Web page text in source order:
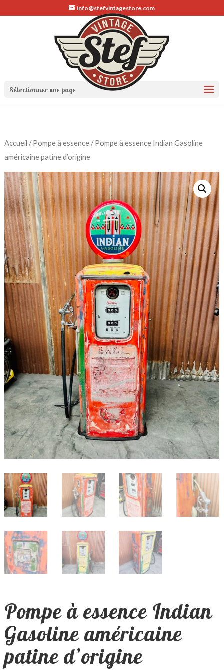
info@stefvintagestore.com
Sélectionner une page
Accueil /Pompe à essence/ Pompe à essence Indian Gasoline
américaine patine d’origine
Pompe à essence Indian
Gasoline américaine
patine d’origine